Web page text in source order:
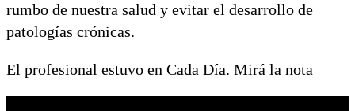
rumbo de nuestra salud y evitar el desarrollo de
patologías crónicas.
El profesional estuvo en Cada Día. Mirá la nota